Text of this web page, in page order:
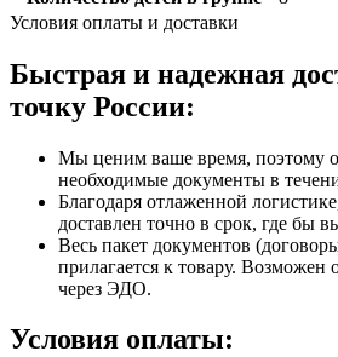
Условия оплаты и доставки
Быстрая и надежная
точку России:
Мы ценим ваше время, поэтому
необходимые документы в
Благодаря отлаженной
доставлен точно в срок, где бы
Весь пакет документов
прилагается к товару. Возможен
через ЭДО.
Условия оплаты: